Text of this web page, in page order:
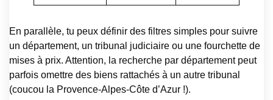
En parallèle, tu peux définir des filtres simples pour suivre
un département, un tribunal judiciaire ou une fourchette de
mises à prix. Attention, la recherche par département peut
parfois omettre des biens rattachés à un autre tribunal
(coucou la Provence-Alpes-Côte d’Azur !).